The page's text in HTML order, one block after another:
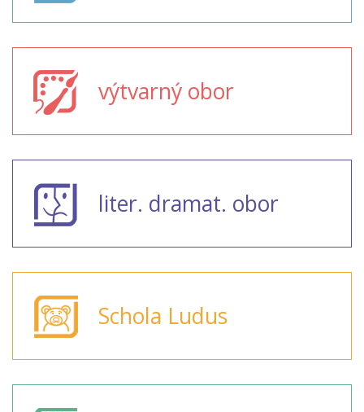
výtvarný obor
liter. dramat. obor
Schola Ludus